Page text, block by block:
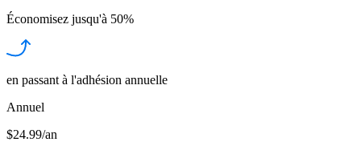
Économisez jusqu'à 50%
en passant à l'adhésion annuelle
Annuel
$24.99/an